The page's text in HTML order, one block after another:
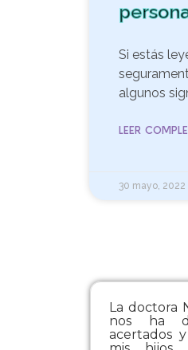
Si estás
algunos
LEER
30 mayo, 2022
La doctora
nos ha
acertados